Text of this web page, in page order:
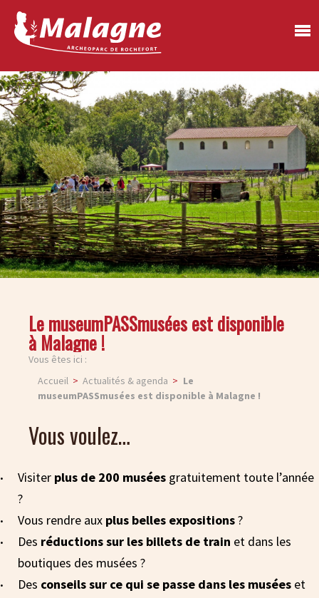
Le museumPASSmusées est disponible
à Malagne !
Vous êtes ici :
Accueil
Actualités & agenda
Le
museumPASSmusées est disponible à Malagne !
Vous voulez…
Visiter plus de 200 musées gratuitement toute l’année
?
Vous rendre aux plus belles expositions?
Des réductions sur les billets de train et dans les
boutiques des musées ?
Des conseils sur ce qui se passe dans les musées et